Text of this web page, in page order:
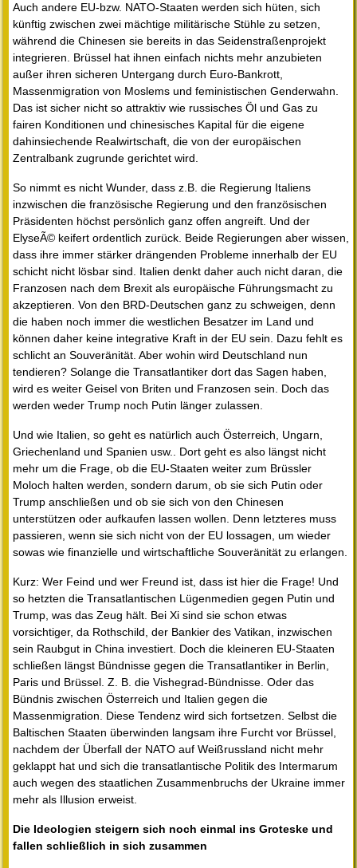
Auch andere EU-bzw. NATO-Staaten werden sich hüten, sich
künftig zwischen zwei mächtige militärische Stühle zu setzen,
während die Chinesen sie bereits in das Seidenstraßenprojekt
integrieren. Brüssel hat ihnen einfach nichts mehr anzubieten
außer ihren sicheren Untergang durch Euro-Bankrott,
Massenmigration von Moslems und feministischen Genderwahn.
Das ist sicher nicht so attraktiv wie russisches Öl und Gas zu
fairen Konditionen und chinesisches Kapital für die eigene
dahinsiechende Realwirtschaft, die von der europäischen
Zentralbank zugrunde gerichtet wird.
So nimmt es nicht Wunder, dass z.B. die Regierung Italiens
inzwischen die französische Regierung und den französischen
Präsidenten höchst persönlich ganz offen angreift. Und der
ElyseÃ© keifert ordentlich zurück. Beide Regierungen aber wissen,
dass ihre immer stärker drängenden Probleme innerhalb der EU
schicht nicht lösbar sind. Italien denkt daher auch nicht daran, die
Franzosen nach dem Brexit als europäische Führungsmacht zu
akzeptieren. Von den BRD-Deutschen ganz zu schweigen, denn
die haben noch immer die westlichen Besatzer im Land und
können daher keine integrative Kraft in der EU sein. Dazu fehlt es
schlicht an Souveränität. Aber wohin wird Deutschland nun
tendieren? Solange die Transatlantiker dort das Sagen haben,
wird es weiter Geisel von Briten und Franzosen sein. Doch das
werden weder Trump noch Putin länger zulassen.
Und wie Italien, so geht es natürlich auch Österreich, Ungarn,
Griechenland und Spanien usw.. Dort geht es also längst nicht
mehr um die Frage, ob die EU-Staaten weiter zum Brüssler
Moloch halten werden, sondern darum, ob sie sich Putin oder
Trump anschließen und ob sie sich von den Chinesen
unterstützen oder aufkaufen lassen wollen. Denn letzteres muss
passieren, wenn sie sich nicht von der EU lossagen, um wieder
sowas wie finanzielle und wirtschaftliche Souveränität zu erlangen.
Kurz: Wer Feind und wer Freund ist, dass ist hier die Frage! Und
so hetzten die Transatlantischen Lügenmedien gegen Putin und
Trump, was das Zeug hält. Bei Xi sind sie schon etwas
vorsichtiger, da Rothschild, der Bankier des Vatikan, inzwischen
sein Raubgut in China investiert. Doch die kleineren EU-Staaten
schließen längst Bündnisse gegen die Transatlantiker in Berlin,
Paris und Brüssel. Z. B. die Vishegrad-Bündnisse. Oder das
Bündnis zwischen Österreich und Italien gegen die
Massenmigration. Diese Tendenz wird sich fortsetzen. Selbst die
Baltischen Staaten überwinden langsam ihre Furcht vor Brüssel,
nachdem der Überfall der NATO auf Weißrussland nicht mehr
geklappt hat und sich die transatlantische Politik des Intermarum
auch wegen des staatlichen Zusammenbruchs der Ukraine immer
mehr als Illusion erweist.
Die Ideologien steigern sich noch einmal ins Groteske und
fallen schließlich in sich zusammen